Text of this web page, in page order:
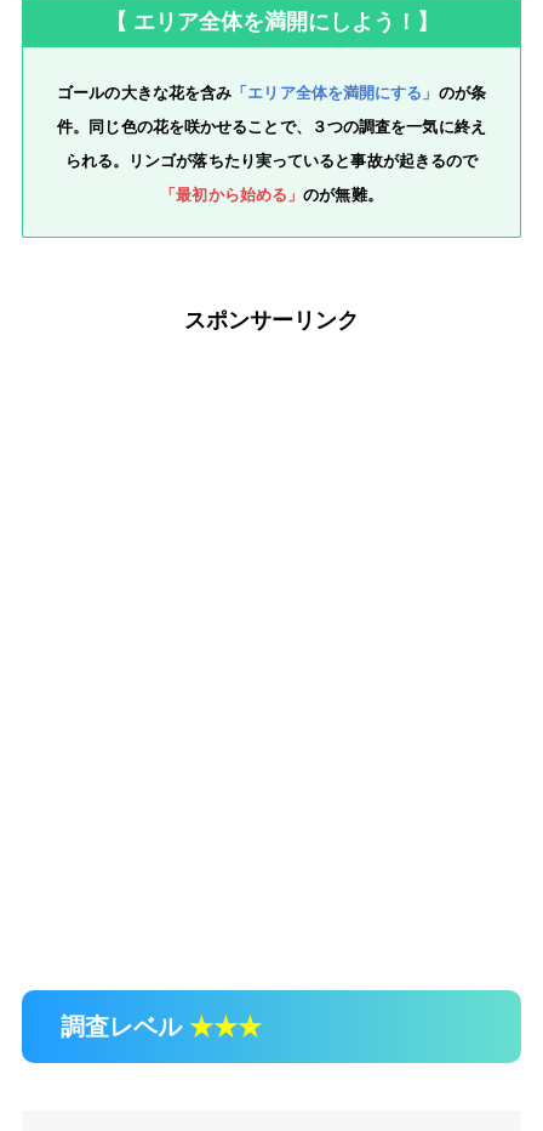
【 エリア全体を満開にしよう！】
ゴールの大きな花を含み 「エリア全体を満開にする」 のが条
件。同じ色の花を咲かせることで、３つの調査を一気に終え
られる。リンゴが落ちたり実っていると事故が起きるので
「最初から始める」のが無難。
スポンサーリンク
調査レベル★★★